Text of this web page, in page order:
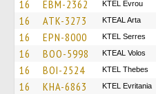
16 EBM-2362 KTEL Evrou
16 ATK-3273 KTEAL Arta
16 EPN-8000 KTEL Serres
16 BOO-5998 KTEAL Volos
16 BOI-2524 KTEL Thebes
16 KHA-6863 ΚΤΕL Evritania